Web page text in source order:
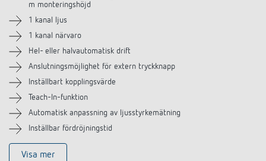
Tillbehör
m monteringshöjd
1 kanal ljus
1 kanal närvaro
Hel- eller halvautomatisk drift
Anslutningsmöjlighet för extern tryckknapp
Inställbart kopplingsvärde
Teach-In-funktion
Automatisk anpassning av ljusstyrkemätning
Inställbar fördröjningstid
Visa mer